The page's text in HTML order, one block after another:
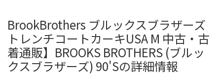
BrookBrothers ブルックスブラザーズ
トレンチコートカーキUSA M 中古・古
着通販】BROOKS BROTHERS (ブルッ
クスブラザーズ) 90'Sの詳細情報